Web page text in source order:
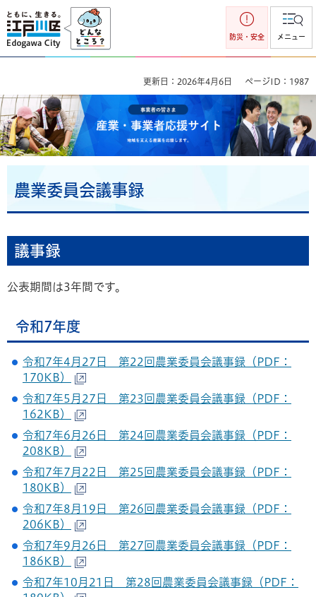
江戸川区
防災・安全 メニュー
更新日：2026年4月6日 ページID：1987
事業者の皆さま 産業・事業者応援サイト 地域を支える産業を
応援します。
農業委員会議事録
議事録
公表期間は3年間です。
令和7年度
令和7年4月27日 第22回農業委員会議事録（PDF：
170KB）
令和7年5月27日 第23回農業委員会議事録（PDF：
162KB）
令和7年6月26日 第24回農業委員会議事録（PDF：
208KB）
令和7年7月22日 第25回農業委員会議事録（PDF：
180KB）
令和7年8月19日 第26回農業委員会議事録（PDF：
206KB）
令和7年9月26日 第27回農業委員会議事録（PDF：
186KB）
令和7年10月21日 第28回農業委員会議事録（PDF：